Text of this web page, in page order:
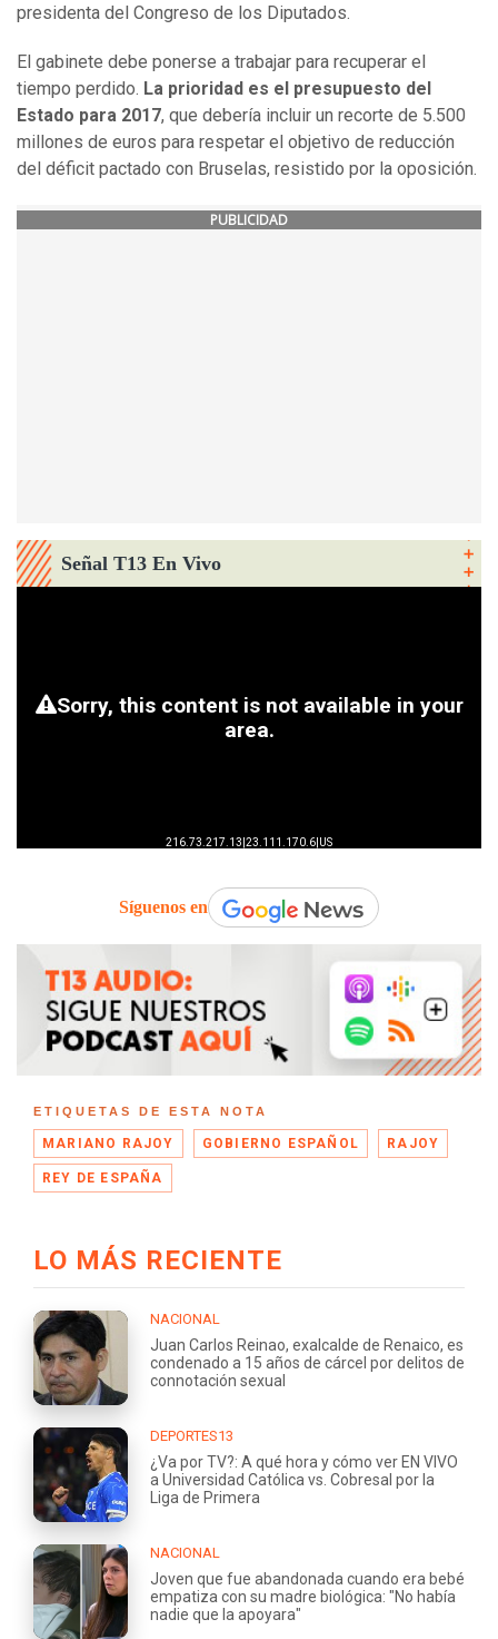
presidenta del Congreso de los Diputados.
El gabinete debe ponerse a trabajar para recuperar el
tiempo perdido. La prioridad es el presupuesto del
Estado para 2017, que debería incluir un recorte de 5.500
millones de euros para respetar el objetivo de reducción
del déficit pactado con Bruselas, resistido por la oposición.
PUBLICIDAD
Señal T13 En Vivo
Síguenos en
ETIQUETAS DE ESTA NOTA
MARIANO RAJOY GOBIERNO ESPAÑOL RAJOY
REY DE ESPAÑA
LO MÁS RECIENTE
NACIONAL
Juan Carlos Reinao, exalcalde de Renaico, es
condenado a 15 años de cárcel por delitos de
connotación sexual
DEPORTES13
¿Va por TV?: A qué hora y cómo ver EN VIVO
a Universidad Católica vs. Cobresal por la
Liga de Primera
NACIONAL
Joven que fue abandonada cuando era bebé
empatiza con su madre biológica: "No había
nadie que la apoyara"